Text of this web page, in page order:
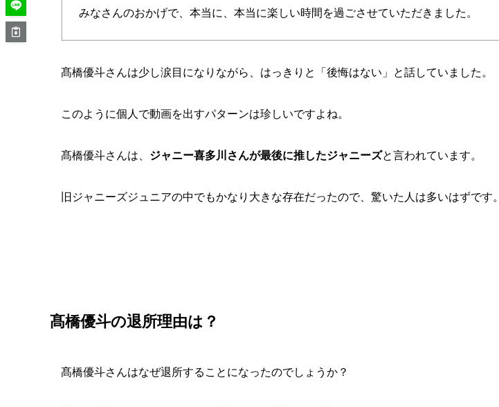
みなさんのおかげで、本当に、本当に楽しい時間を過ごさせていただきました。
髙橋優斗さんは少し涙目になりながら、はっきりと「後悔はない」と話していました。
このように個人で動画を出すパターンは珍しいですよね。
髙橋優斗さんは、 ジャニー喜多川さんが最後に推したジャニーズと言われています。
旧ジャニーズジュニアの中でもかなり大きな存在だったので、驚いた人は多いはずです。
髙橋優斗の退所理由は？
髙橋優斗さんはなぜ退所することになったのでしょうか？